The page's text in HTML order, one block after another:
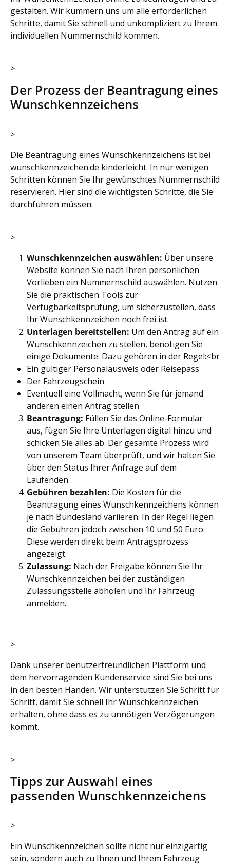
gestalten. Wir kümmern uns um alle erforderlichen
Schritte, damit Sie schnell und unkompliziert zu Ihrem
individuellen Nummernschild kommen.
>
Der Prozess der Beantragung eines
Wunschkennzeichens
>
Die Beantragung eines Wunschkennzeichens ist bei
wunschkennzeichen.de kinderleicht. In nur wenigen
Schritten können Sie Ihr gewünschtes Nummernschild
reservieren. Hier sind die wichtigsten Schritte, die Sie
durchführen müssen:
>
Wunschkennzeichen auswählen: Über unsere
Website können Sie nach Ihren persönlichen
Vorlieben ein Nummernschild auswählen. Nutzen
Sie die praktischen Tools zur
Verfügbarkeitsprüfung, um sicherzustellen, dass
Ihr Wunschkennzeichen noch frei ist.
Unterlagen bereitstellen: Um den Antrag auf ein
Wunschkennzeichen zu stellen, benötigen Sie
einige Dokumente. Dazu gehören in der Regel:<br
Ein gültiger Personalausweis oder Reisepass
Der Fahrzeugschein
Eventuell eine Vollmacht, wenn Sie für jemand
anderen einen Antrag stellen
Beantragung: Füllen Sie das Online-Formular
aus, fügen Sie Ihre Unterlagen digital hinzu und
schicken Sie alles ab. Der gesamte Prozess wird
von unserem Team überprüft, und wir halten Sie
über den Status Ihrer Anfrage auf dem
Laufenden.
Gebühren bezahlen: Die Kosten für die
Beantragung eines Wunschkennzeichens können
je nach Bundesland variieren. In der Regel liegen
die Gebühren jedoch zwischen 10 und 50 Euro.
Diese werden direkt beim Antragsprozess
angezeigt.
Zulassung: Nach der Freigabe können Sie Ihr
Wunschkennzeichen bei der zuständigen
Zulassungsstelle abholen und Ihr Fahrzeug
anmelden.
>
Dank unserer benutzerfreundlichen Plattform und
dem hervorragenden Kundenservice sind Sie bei uns
in den besten Händen. Wir unterstützen Sie Schritt für
Schritt, damit Sie schnell Ihr Wunschkennzeichen
erhalten, ohne dass es zu unnötigen Verzögerungen
kommt.
>
Tipps zur Auswahl eines
passenden Wunschkennzeichens
>
Ein Wunschkennzeichen sollte nicht nur einzigartig
sein, sondern auch zu Ihnen und Ihrem Fahrzeug